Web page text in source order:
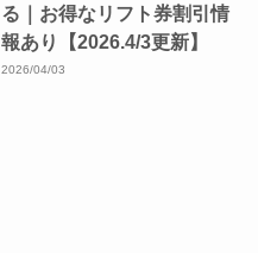
る｜お得なリフト券割引情
報あり【2026.4/3更新】
2026/04/03